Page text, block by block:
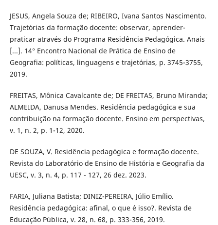
JESUS, Angela Souza de; RIBEIRO, Ivana Santos Nascimento.
Trajetórias da formação docente: observar, aprender-
praticar através do Programa Residência Pedagógica. Anais
[...]. 14° Encontro Nacional de Prática de Ensino de
Geografia: políticas, linguagens e trajetórias, p. 3745-3755,
2019.
FREITAS, Mônica Cavalcante de; DE FREITAS, Bruno Miranda;
ALMEIDA, Danusa Mendes. Residência pedagógica e sua
contribuição na formação docente. Ensino em perspectivas,
v. 1, n. 2, p. 1-12, 2020.
DE SOUZA, V. Residência pedagógica e formação docente.
Revista do Laboratório de Ensino de História e Geografia da
UESC, v. 3, n. 4, p. 117 - 127, 26 dez. 2023.
FARIA, Juliana Batista; DINIZ-PEREIRA, Júlio Emílio.
Residência pedagógica: afinal, o que é isso?. Revista de
Educação Pública, v. 28, n. 68, p. 333-356, 2019.